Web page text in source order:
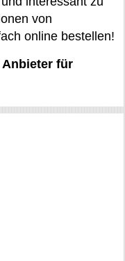
von
online bestellen!
für